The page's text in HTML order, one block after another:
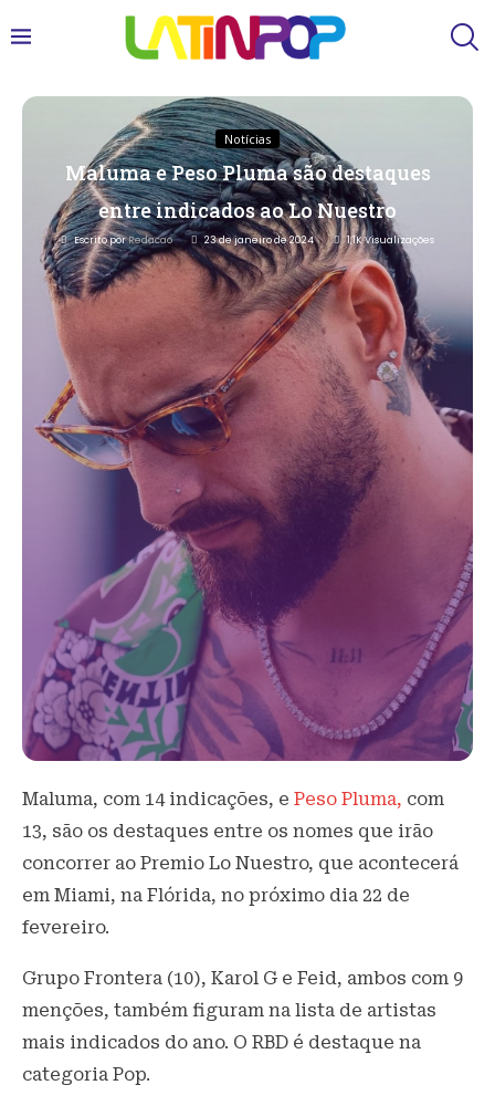
Notícias
Maluma e Peso Pluma são destaques
entre indicados ao Lo Nuestro
Escrito porRedacao 23 de janeiro de 2024 1,1KVisualizações
Maluma, com 14 indicações, e Peso Pluma, com
13, são os destaques entre os nomes que irão
concorrer ao Premio Lo Nuestro, que acontecerá
em Miami, na Flórida, no próximo dia 22 de
fevereiro.
Grupo Frontera (10), Karol G e Feid, ambos com 9
menções, também figuram na lista de artistas
mais indicados do ano. O RBD é destaque na
categoria Pop.